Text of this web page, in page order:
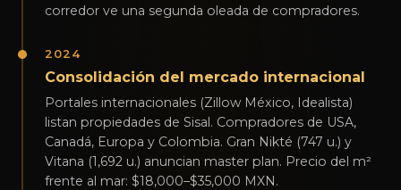
corredor ve una segunda oleada de compradores.
2024
Consolidación del mercado internacional
Portales internacionales (Zillow México, Idealista)
listan propiedades de Sisal. Compradores de USA,
Canadá, Europa y Colombia. Gran Nikté (747 u.) y
Vitana (1,692 u.) anuncian master plan. Precio del m²
frente al mar: $18,000–$35,000 MXN.